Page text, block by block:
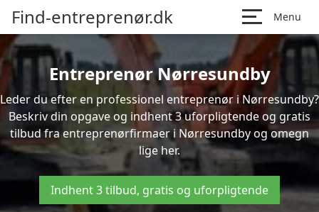
Find-entreprenør.dk Menu
Entreprenør Nørresundby
Leder du efter en professionel entreprenør i Nørresundby?
Beskriv din opgave og indhent 3 uforpligtende og gratis
tilbud fra entreprenørfirmaer i Nørresundby og omegn
lige her.
Indhent 3 tilbud, gratis og uforpligtende